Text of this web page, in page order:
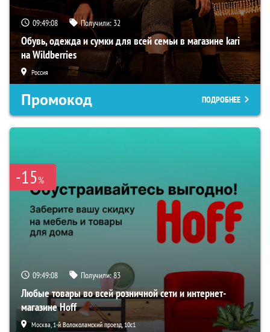
09:49:07 Получили: 32
Обувь, одежда и сумки для всей семьи в магазине kari
на Wildberries
Россия
Промокод ПОДРОБНЕЕ
-15%
09:49:07 Получили:83
Любые товары во всей розничной сети и интернет-
магазине Hoff
Москва, 1-й Волоколамский проезд, 10с1